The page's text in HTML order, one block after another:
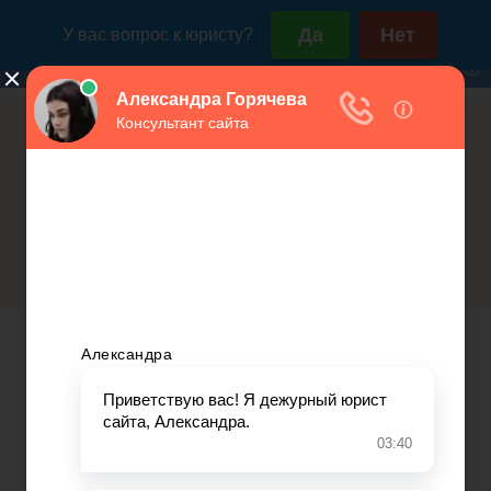
+7(800)350-23-69 доб.603 +7(499)577-00-25 доб.603